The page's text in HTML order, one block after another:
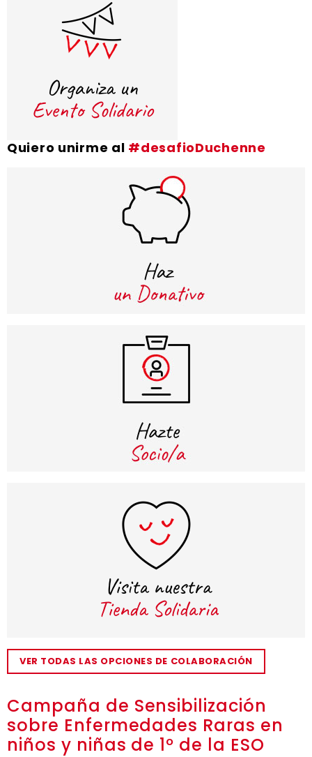
Campaña de Sensibilización
sobre Enfermedades Raras en
niños y niñas de 1º de la ESO
Quiero unirme al #desafioDuchenne
VER TODAS LAS OPCIONES DE COLABORACIÓN